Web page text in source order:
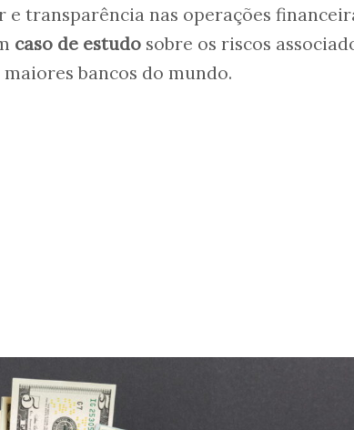
transparência nas operações
caso de estudo sobre os riscos
bancos do mundo.